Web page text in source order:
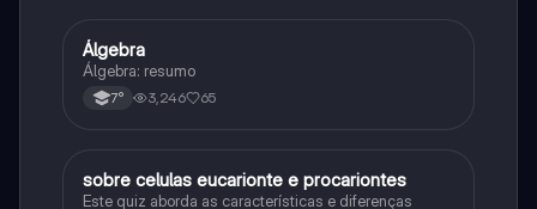
Matematica
Álgebra
Álgebra: resumo
7° 3,246 65
Biologia
sobre celulas eucarionte e procariontes
Este quiz aborda as características e diferenças